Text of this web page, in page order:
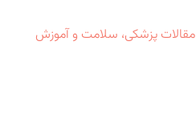
مقالات پزشکی، سلامت و آموزش